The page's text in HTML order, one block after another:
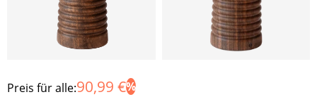
Preis für alle:90,99 €